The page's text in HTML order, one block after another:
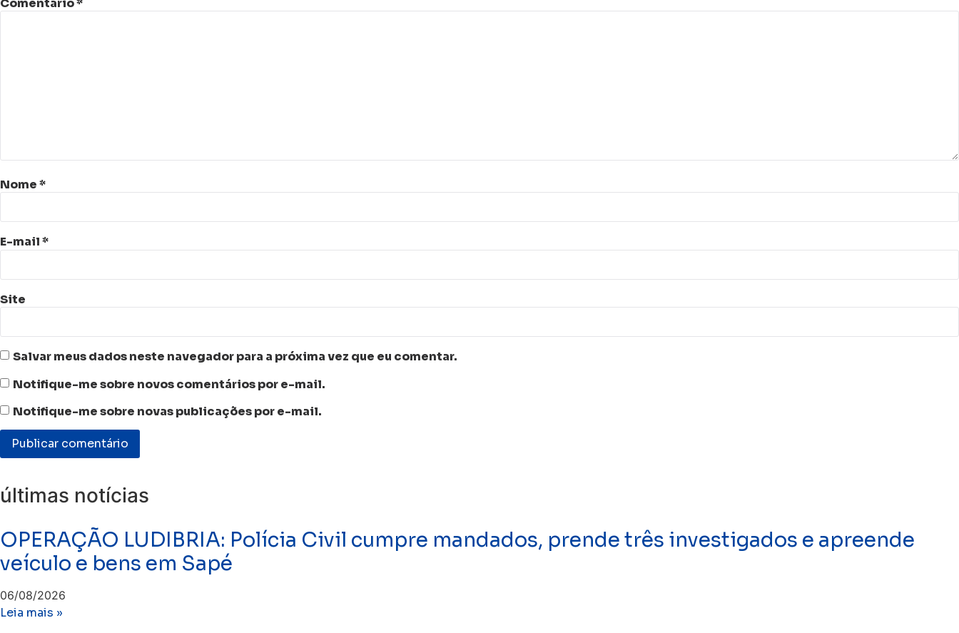
Nome*
E-mail*
Site
Salvar meus dados neste navegador para a próxima vez que eu comentar.
Notifique-me sobre novos comentários por e-mail.
Notifique-me sobre novas publicações por e-mail.
últimas notícias
OPERAÇÃO LUDIBRIA: Polícia Civil cumpre mandados, prende três investigados e apreende
veículo e bens em Sapé
06/08/2026
Leia mais »